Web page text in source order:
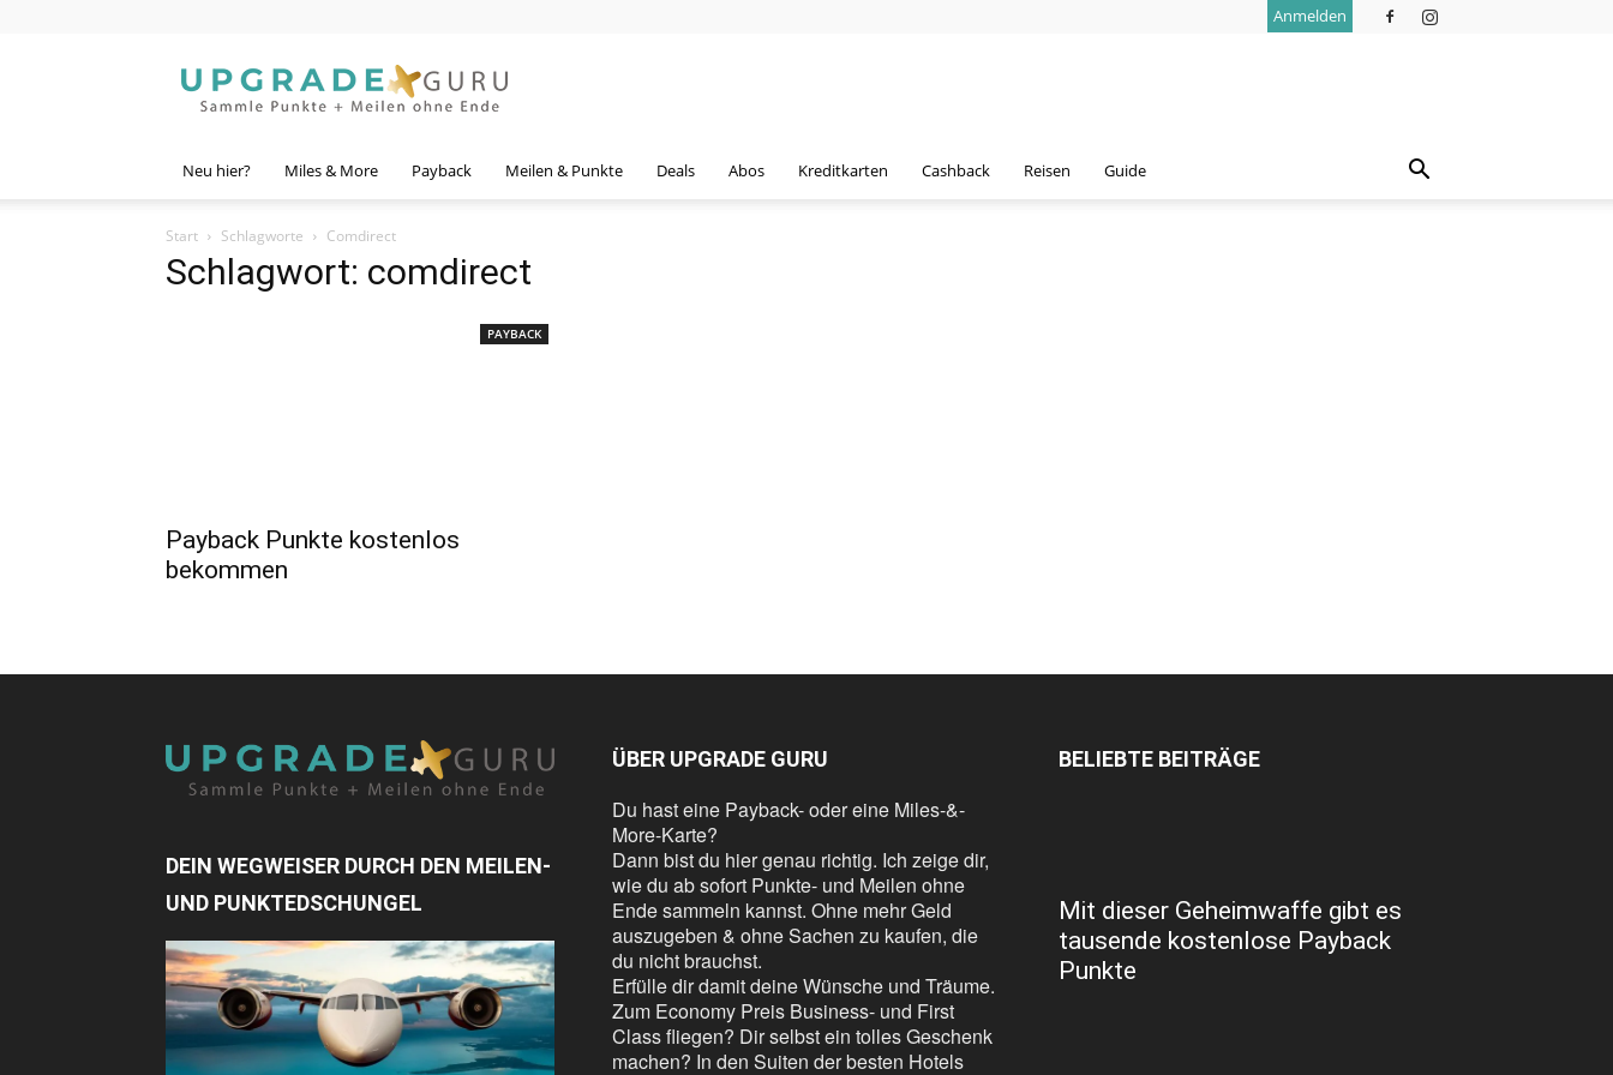
Anmelden
Guru
Neu hier? Miles & More Payback Meilen & Punkte Deals Abos Kreditkarten Cashback Reisen Guide
Start Schlagworte Comdirect
Schlagwort: comdirect
PAYBACK
Payback Punkte kostenlos
bekommen
DEIN WEGWEISER DURCH DEN MEILEN-
UND PUNKTEDSCHUNGEL
ÜBER UPGRADE GURU
Du hast eine Payback- oder eine Miles-&-
More-Karte?
Dann bist du hier genau richtig. Ich zeige dir,
wie du ab sofort Punkte- und Meilen ohne
Ende sammeln kannst. Ohne mehr Geld
auszugeben & ohne Sachen zu kaufen, die
du nicht brauchst.
Erfülle dir damit deine Wünsche und Träume.
Zum Economy Preis Business- und First
Class fliegen? Dir selbst ein tolles Geschenk
machen? In den Suiten der besten Hotels
BELIEBTE BEITRÄGE
Mit dieser Geheimwaffe gibt es
tausende kostenlose Payback
Punkte